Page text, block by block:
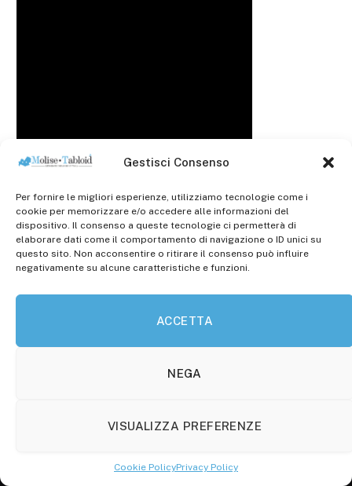
Gestisci Consenso
Per fornire le migliori esperienze, utilizziamo tecnologie come i
cookie per memorizzare e/o accedere alle informazioni del
dispositivo. Il consenso a queste tecnologie ci permetterà di
elaborare dati come il comportamento di navigazione o ID unici su
questo sito. Non acconsentire o ritirare il consenso può influire
negativamente su alcune caratteristiche e funzioni.
ACCETTA
NEGA
VISUALIZZA PREFERENZE
Cookie PolicyPrivacy Policy